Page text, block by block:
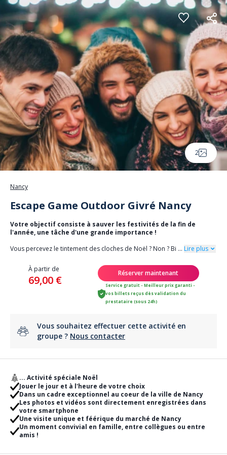
Panneau de gestion des cookies
2
Nancy
Escape Game Outdoor Givré Nancy
Votre objectif consiste à sauver les festivités de la fin de
l'année, une tâche d'une grande importance !
Vous percevez le tintement des cloches de Noël ? Non ? Bi ... Lire plus
À partir de
69,00 €
Réserver maintenant
Service gratuit - Meilleur prix garanti -
vos billets reçus dès validation du
prestataire (sous 24h)
Vous souhaitez effectuer cette activité en
groupe ? Nous contacter
... Activité spéciale Noël
Jouer le jour et à l'heure de votre choix
Dans un cadre exceptionnel au coeur de la ville de Nancy
Les photos et vidéos sont directement enregistrées dans
votre smartphone
Une visite unique et féérique du marché de Nancy
Un moment convivial en famille, entre collègues ou entre
amis !